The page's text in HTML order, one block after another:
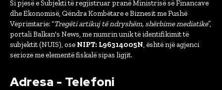
Si pjesë e Subjekti të regjistruar pranë Ministrisë së Financave
dhe Ekonomisë, Qëndra Kombëtare e Biznesit me Fushë
Veprimtarie: “Tregëti artikuj të ndryshëm, shërbime mediatike”,
portali Balkan's News, me numrin unik të identifikimit të
subjektit (NUIS), ose NIPT: L96314005N, është një agjenci
serioze me elementë fiskalë sipas ligjit.
Adresa - Telefoni